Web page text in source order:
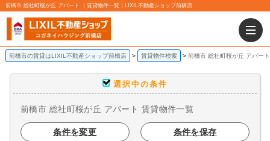
前橋市 総社町桜が丘 アパート ｜賃貸物件一覧｜LIXIL不動産ショップ前橋店
前橋市の賃貸はLIXIL不動産ショップ前橋店 賃貸物件検索 前橋市 総社町桜が丘 アパー
選択中の条件
前橋市 総社町桜が丘 アパート 賃貸物件一覧
条件を変更 条件を保存